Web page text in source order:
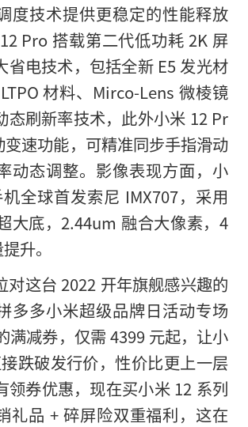
度技术提供更稳定的性能释放
Pro 搭载第二代低功耗 2K 屏
省电技术，包括全新 E5 发光材
材料、Mirco-Lens 微棱镜
态刷新率技术，此外小米 12 Pr
速功能，可精准同步手指滑动
动态调整。影像表现方面，小
全球首发索尼 IMX707，采用
大底，2.44um 融合大像素，4
升。
对这台 2022 开年旗舰感兴趣的
多多小米超级品牌日活动专场
满减券，仅需 4399 元起，让小
跌破发行价，性价比更上一层
领券优惠，现在买小米 12 系列
礼品 + 碎屏险双重福利，这在